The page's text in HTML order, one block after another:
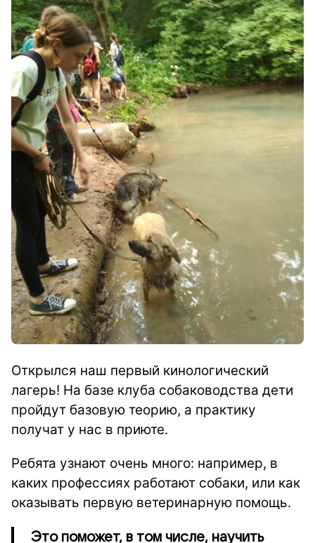
Открылся наш первый кинологический
лагерь! На базе клуба собаководства дети
пройдут базовую теорию, а практику
получат у нас в приюте.
Ребята узнают очень много: например, в
каких профессиях работают собаки, или как
оказывать первую ветеринарную помощь.
Это поможет, в том числе, научить